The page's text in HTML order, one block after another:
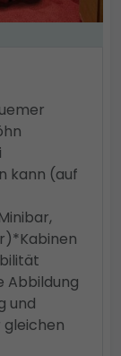
kann (auf
Abbildung
und